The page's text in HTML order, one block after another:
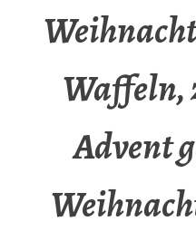
Waffeln,
Advent